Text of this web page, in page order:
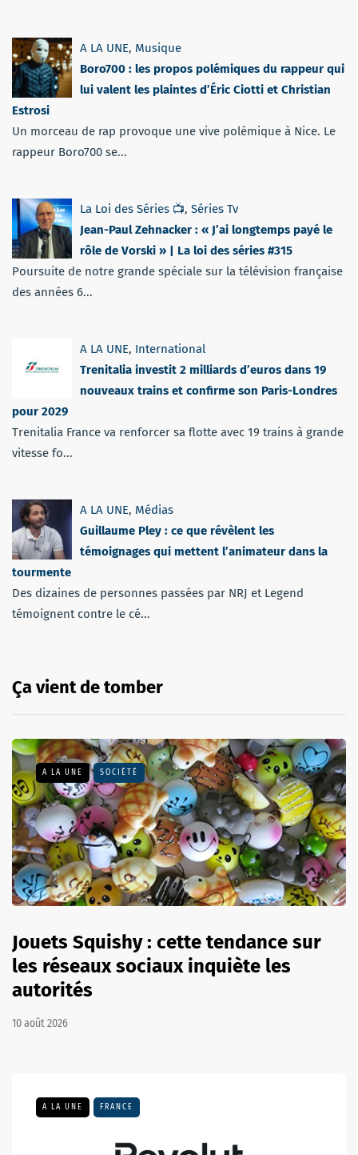
A LA UNE, Musique
Boro700 : les propos polémiques du rappeur qui
lui valent les plaintes d’Éric Ciotti et Christian
Estrosi
Un morceau de rap provoque une vive polémique à Nice. Le
rappeur Boro700 se...
La Loi des Séries 📺, Séries Tv
Jean-Paul Zehnacker : « J’ai longtemps payé le
rôle de Vorski » | La loi des séries #315
Poursuite de notre grande spéciale sur la télévision française
des années 6...
A LA UNE, International
Trenitalia investit 2 milliards d’euros dans 19
nouveaux trains et confirme son Paris-Londres
pour 2029
Trenitalia France va renforcer sa flotte avec 19 trains à grande
vitesse fo...
A LA UNE, Médias
Guillaume Pley : ce que révèlent les
témoignages qui mettent l’animateur dans la
tourmente
Des dizaines de personnes passées par NRJ et Legend
témoignent contre le cé...
Ça vient de tomber
A LA UNE SOCIÉTÉ
Jouets Squishy : cette tendance sur
les réseaux sociaux inquiète les
autorités
10 août 2026
A LA UNE FRANCE